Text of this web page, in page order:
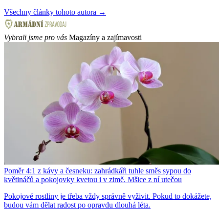
Všechny články tohoto autora →
Vybrali jsme pro vás Magazíny a zajímavosti
Poměr 4:1 z kávy a česneku: zahrádkáři tuhle směs sypou do
květináčů a pokojovky kvetou i v zimě. Mšice z ní utečou
Pokojové rostliny je třeba vždy správně vyživit. Pokud to dokážete,
budou vám dělat radost po opravdu dlouhá léta.